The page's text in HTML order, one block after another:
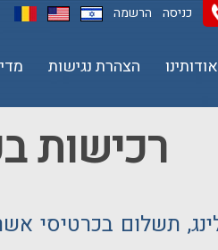
כניסה הרשמה
אודותינו הצהרת נגישות
רכישות